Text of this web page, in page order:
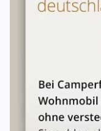
ihren Ursprung in
Gesamtschuldner
Jeder Mieter hat
Bei technischen
außerhalb unserer
Service-Nr.:
melden.
Rückgabe